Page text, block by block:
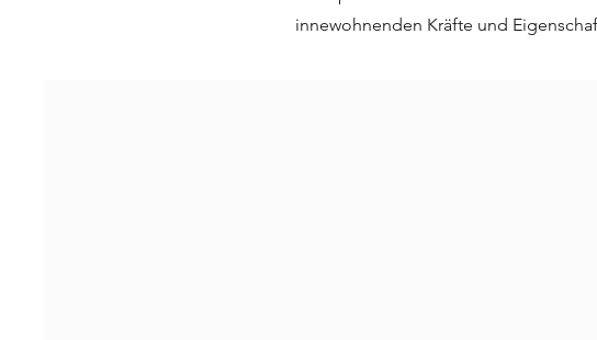
innewohnenden Kräfte und